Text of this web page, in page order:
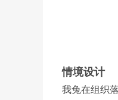
情境设计
我兔在组织